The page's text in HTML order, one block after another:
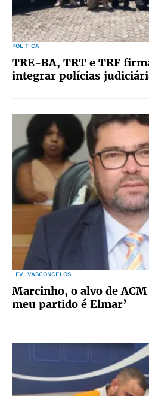
POLÍTICA
TRE-BA, TRT e TRF
integrar polícias
LEVI VASCONCELOS
Marcinho, o alvo de
meu partido é Elmar’